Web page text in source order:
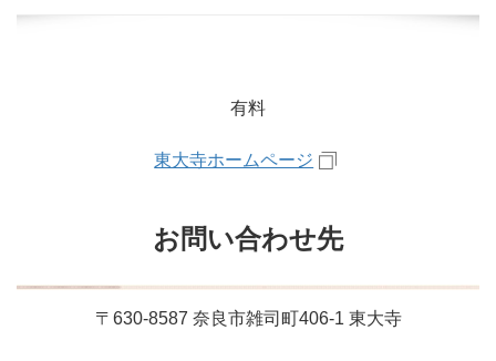
有料
東大寺ホームページ
お問い合わせ先
〒630-8587 奈良市雑司町406-1 東大寺